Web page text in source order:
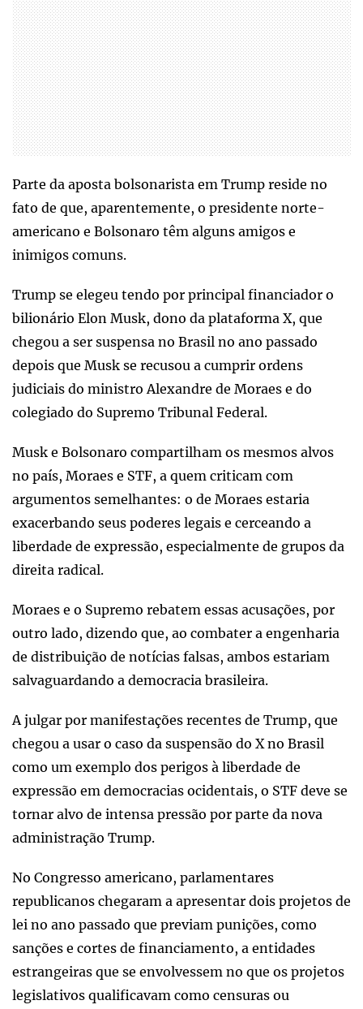
Parte da aposta bolsonarista em Trump reside no
fato de que, aparentemente, o presidente norte-
americano e Bolsonaro têm alguns amigos e
inimigos comuns.
Trump se elegeu tendo por principal financiador o
bilionário Elon Musk, dono da plataforma X, que
chegou a ser suspensa no Brasil no ano passado
depois que Musk se recusou a cumprir ordens
judiciais do ministro Alexandre de Moraes e do
colegiado do Supremo Tribunal Federal.
Musk e Bolsonaro compartilham os mesmos alvos
no país, Moraes e STF, a quem criticam com
argumentos semelhantes: o de Moraes estaria
exacerbando seus poderes legais e cerceando a
liberdade de expressão, especialmente de grupos da
direita radical.
Moraes e o Supremo rebatem essas acusações, por
outro lado, dizendo que, ao combater a engenharia
de distribuição de notícias falsas, ambos estariam
salvaguardando a democracia brasileira.
A julgar por manifestações recentes de Trump, que
chegou a usar o caso da suspensão do X no Brasil
como um exemplo dos perigos à liberdade de
expressão em democracias ocidentais, o STF deve se
tornar alvo de intensa pressão por parte da nova
administração Trump.
No Congresso americano, parlamentares
republicanos chegaram a apresentar dois projetos de
lei no ano passado que previam punições, como
sanções e cortes de financiamento, a entidades
estrangeiras que se envolvessem no que os projetos
legislativos qualificavam como censuras ou